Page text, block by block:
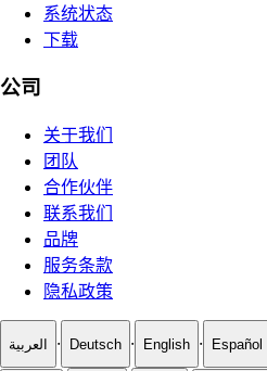
系统状态
下载
公司
关于我们
团队
合作伙伴
联系我们
品牌
服务条款
隐私政策
العربية · Deutsch · English · Español